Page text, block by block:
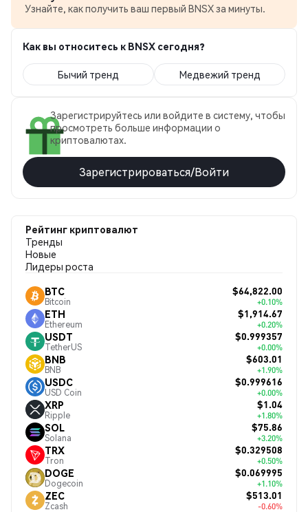
Узнайте, как получить ваш первый BNSX за минуты.
Как вы относитесь к BNSX сегодня?
Бычий тренд Медвежий тренд
Зарегистрируйтесь или войдите в систему, чтобы
просмотреть больше информации о
криптовалютах.
Зарегистрироваться/Войти
Рейтинг криптовалют
Тренды
Новые
Лидеры роста
BTC
Bitcoin
$64,822.00
+0.10%
ETH
Ethereum
$1,914.67
+0.20%
USDT
TetherUS
$0.999357
+0.00%
BNB
BNB
$603.01
+1.90%
USDC
USD Coin
$0.999616
+0.00%
XRP
Ripple
$1.04
+1.80%
SOL
Solana
$75.86
+3.20%
TRX
Tron
$0.329508
+0.50%
DOGE
Dogecoin
$0.069995
+1.10%
ZEC
Zcash
$513.01
-0.60%